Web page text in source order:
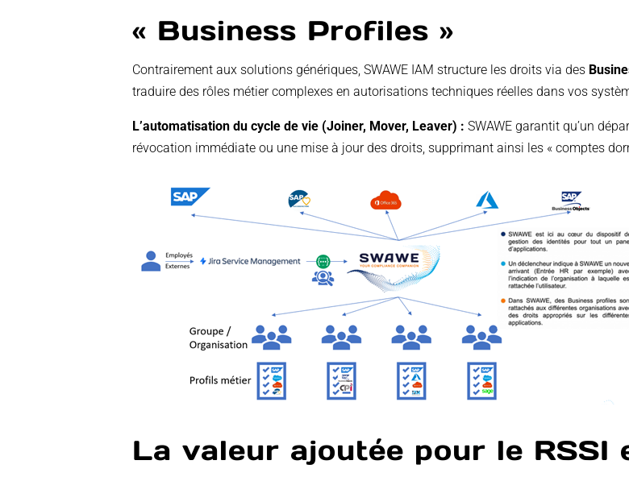
« Business Profiles »
Contrairement aux solutions génériques, SWAWE IAM structure les droits via des
traduire des rôles métier complexes en autorisations techniques réelles dans vos
L’automatisation du cycle de vie (Joiner, Mover, Leaver) : SWAWE garantit qu’un
révocation immédiate ou une mise à jour des droits, supprimant ainsi les « comptes
La valeur ajoutée pour le RSSI